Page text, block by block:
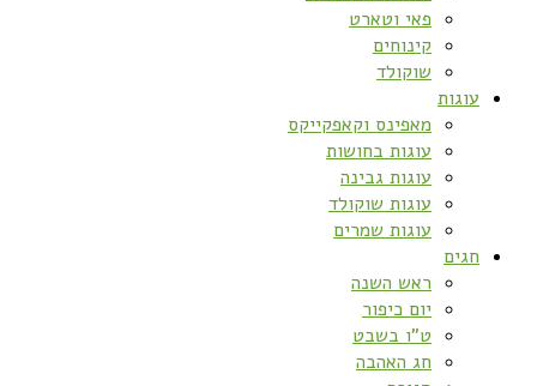
פאי וטארט
קינוחים
שוקולד
עוגות
מאפינס וקאפקייקס
עוגות בחושות
עוגות גבינה
עוגות שוקולד
עוגות שמרים
חגים
ראש השנה
יום כיפור
ט”ו בשבט
חג האהבה